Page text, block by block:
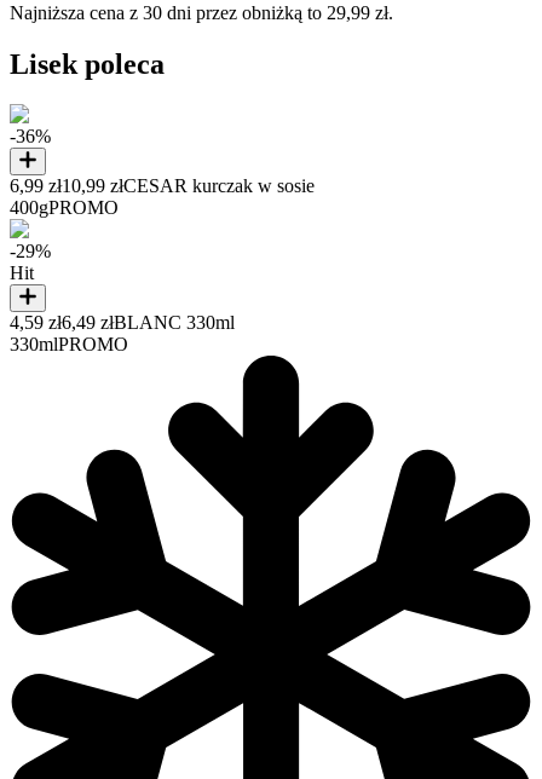
Najniższa cena z 30 dni przez obniżką to 29,99 zł.
Lisek poleca
-36%
6,99 zł10,99 złCESAR kurczak w sosie
400gPROMO
-29%
Hit
4,59 zł6,49 złBLANC 330ml
330mlPROMO